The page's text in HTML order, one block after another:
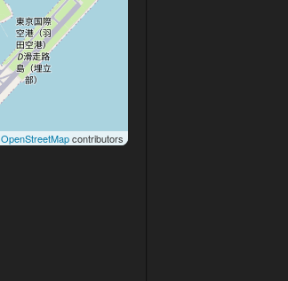
OpenStreetMapcontributors